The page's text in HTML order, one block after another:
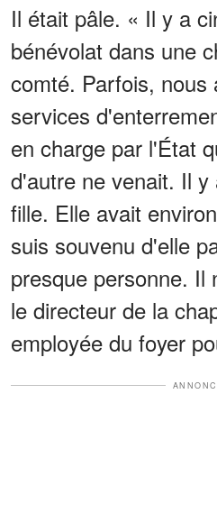
Il était pâle. « Il y a
bénévolat dans une
comté. Parfois, nous
services
en charge par l'État
d'autre ne venait. Il
fille. Elle avait
suis souvenu d'elle
presque personne. Il
le directeur de la
employée du foyer